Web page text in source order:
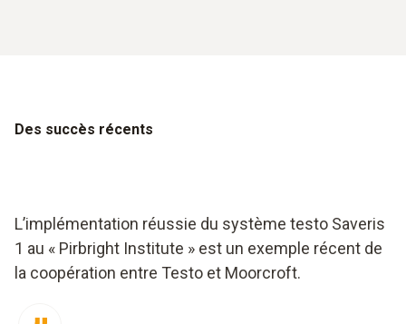
Des succès récents
L’implémentation réussie du système testo Saveris
1 au « Pirbright Institute » est un exemple récent de
la coopération entre Testo et Moorcroft.